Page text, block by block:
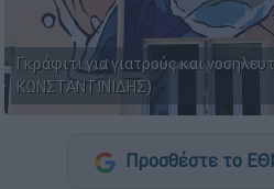
Γκράφιτι για γιατρούς και
ΚΩΝΣΤΑΝΤΙΝΙΔΗΣ)
Προσθέστε το